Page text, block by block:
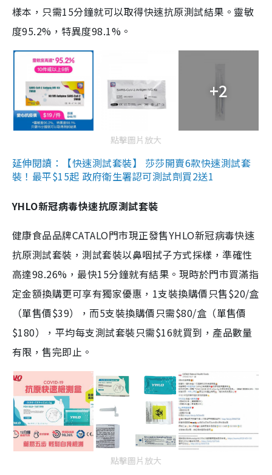
樣本，只需15分鐘就可以取得快速抗原測試結果。靈敏
度95.2%，特異度98.1%。
+2
點擊圖片放大
延伸閱讀：【快速測試套裝】 莎莎開賣6款快速測試套
裝！最平$15起 政府衛生署認可測試劑買2送1
YHLO新冠病毒快速抗原測試套裝
健康食品品牌CATALO門市現正發售YHLO新冠病毒快速
抗原測試套裝，測試套裝以鼻咽拭子方式採樣，準確性
高達98.26%，最快15分鐘就有結果。現時於門市買滿指
定金額換購更可享有獨家優惠，1支裝換購價只售$20/盒
（單售價$39），而5支裝換購價只需$80/盒（單售價
$180），平均每支測試套裝只需$16就買到，產品數量
有限，售完即止。
點擊圖片放大